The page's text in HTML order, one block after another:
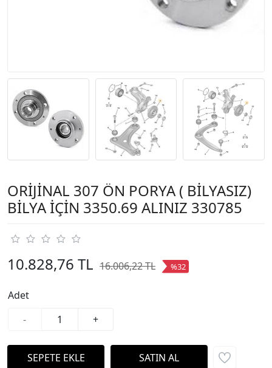
ORİJİNAL 307 ÖN PORYA ( BİLYASIZ)
BİLYA İÇİN 3350.69 ALINIZ 330785
10.828,76 TL 16.006,22 TL %32
Adet
-
+